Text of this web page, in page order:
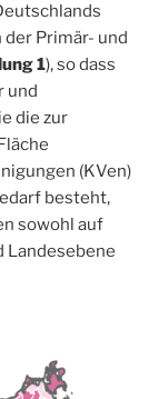
Primär- und
1), so dass
und
die zur
(KVen)
besteht,
sowohl auf
Landesebene